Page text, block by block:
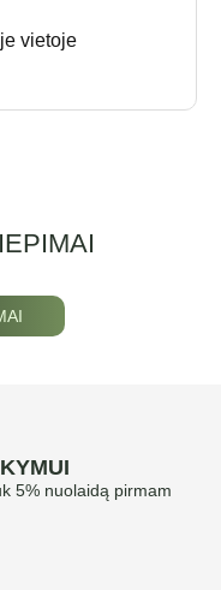
vietoje
5% nuolaidą pirmam